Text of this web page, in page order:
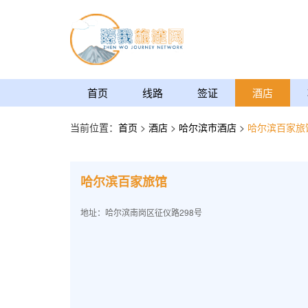
首页 线路 签证 酒店
当前位置： 首页 > 酒店 > 哈尔滨市酒店 > 哈尔滨百家旅
哈尔滨百家旅馆
地址：哈尔滨南岗区征仪路298号